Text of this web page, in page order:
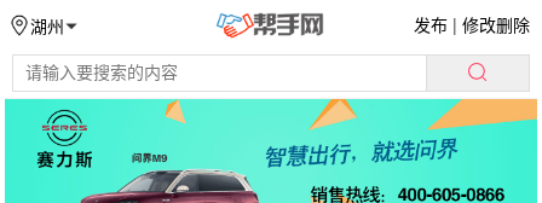
湖州 发布 |修改删除